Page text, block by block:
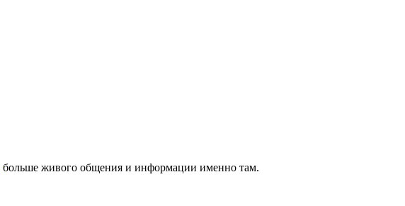
больше живого общения и информации именно там.